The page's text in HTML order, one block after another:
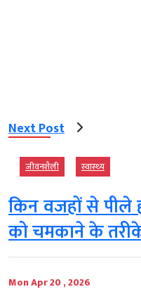
Next Post
जीवनशैली स्‍वास्‍थ्‍य
किन वजहों से पीले
को चमकाने के
Mon Apr 20 , 2026